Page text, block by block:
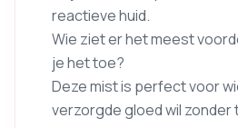
reactieve huid.
Wie ziet er het meest
je het toe?
Deze mist is perfect voor
verzorgde gloed wil zonder